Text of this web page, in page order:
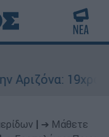
Αριζόνα:
➔ Μάθετε